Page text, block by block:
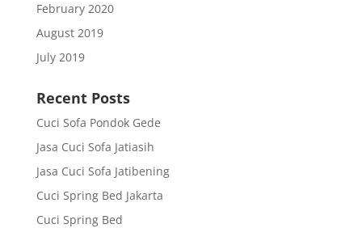
February 2020
August 2019
July 2019
Recent Posts
Cuci Sofa Pondok Gede
Jasa Cuci Sofa Jatiasih
Jasa Cuci Sofa Jatibening
Cuci Spring Bed Jakarta
Cuci Spring Bed